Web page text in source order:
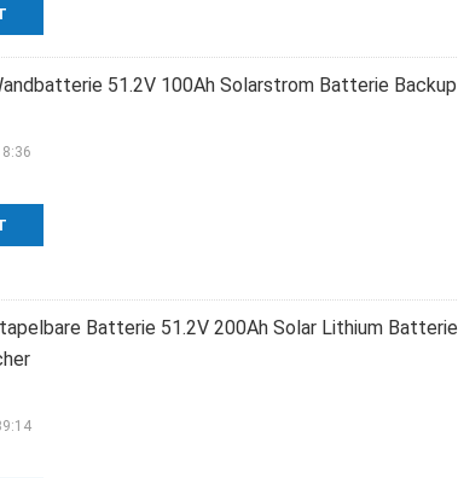
51.2V 100Ah Solarstrom Batterie Backup
Batterie 51.2V 200Ah Solar Lithium Batterie